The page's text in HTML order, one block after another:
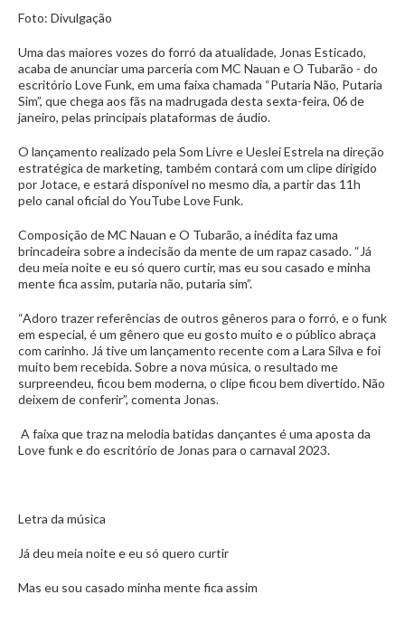
Foto: Divulgação
Uma das maiores vozes do forró da atualidade, Jonas Esticado,
acaba de anunciar uma parceria com MC Nauan e O Tubarão - do
escritório Love Funk, em uma faixa chamada “Putaria Não, Putaria
Sim”, que chega aos fãs na madrugada desta sexta-feira, 06 de
janeiro, pelas principais plataformas de áudio.
O lançamento realizado pela Som Livre e Ueslei Estrela na direção
estratégica de marketing, também contará com um clipe dirigido
por Jotace, e estará disponível no mesmo dia, a partir das 11h
pelo canal oficial do YouTube Love Funk.
Composição de MC Nauan e O Tubarão, a inédita faz uma
brincadeira sobre a indecisão da mente de um rapaz casado. “Já
deu meia noite e eu só quero curtir, mas eu sou casado e minha
mente fica assim, putaria não, putaria sim”.
“Adoro trazer referências de outros gêneros para o forró, e o funk
em especial, é um gênero que eu gosto muito e o público abraça
com carinho. Já tive um lançamento recente com a Lara Silva e foi
muito bem recebida. Sobre a nova música, o resultado me
surpreendeu, ficou bem moderna, o clipe ficou bem divertido. Não
deixem de conferir”, comenta Jonas.
A faixa que traz na melodia batidas dançantes é uma aposta da
Love funk e do escritório de Jonas para o carnaval 2023.
Letra da música
Já deu meia noite e eu só quero curtir
Mas eu sou casado minha mente fica assim